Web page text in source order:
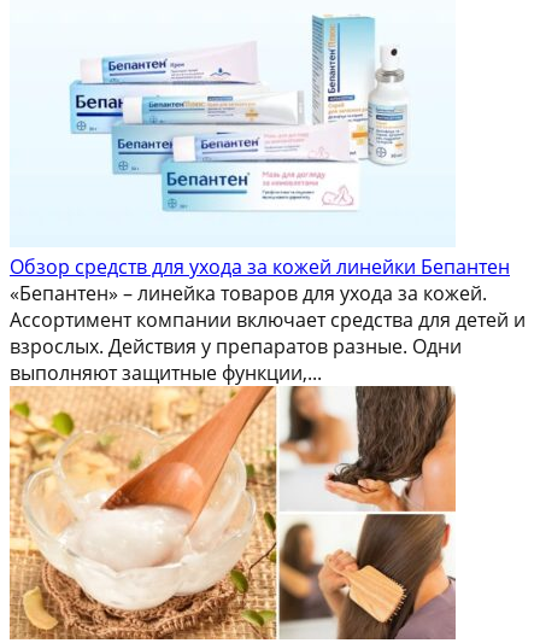
Обзор средств для ухода за кожей линейки Бепантен
«Бепантен» – линейка товаров для ухода за кожей.
Ассортимент компании включает средства для детей и
взрослых. Действия у препаратов разные. Одни
выполняют защитные функции,...